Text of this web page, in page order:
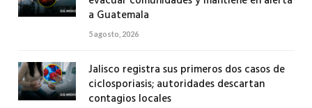
a Guatemala
5 agosto, 2026
Jalisco registra sus primeros dos casos de
ciclosporiasis; autoridades descartan
contagios locales